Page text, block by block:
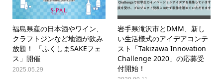
福島県産の日本酒やワイン、
クラフトジンなど地酒が飲み
放題！ 「ふくしまSAKEフェ
ス」開催
2025.05.29
岩手県滝沢市とDMM、新し
い生活様式のアイデアコンテ
スト「Takizawa Innovation
Challenge 2020」の応募受
付開始！